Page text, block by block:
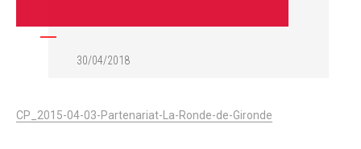
30/04/2018
CP_2015-04-03-Partenariat-La-Ronde-de-Gironde